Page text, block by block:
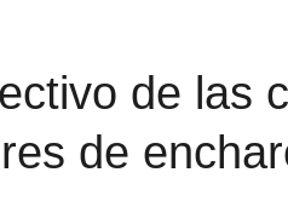
ENCABEZA BETO GRANADOS MESA
ENCANTO DE LAS PLAYAS DEL
de las
de